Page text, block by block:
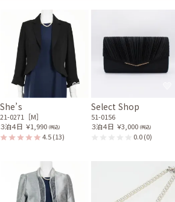
She’s
21-0271［M］
３泊４日 ￥1,990 (税込)
4.5(13)
Select Shop
51-0156
３泊４日 ￥3,000 (税込)
0.0(0)